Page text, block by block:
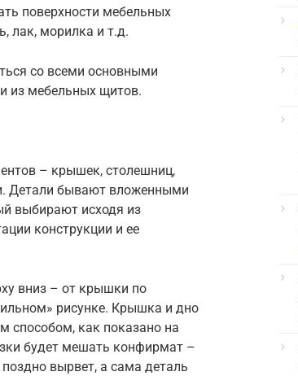
поверхности мебельных
лак, морилка и т.д.
со всеми основными
из мебельных щитов.
– крышек, столешниц,
Детали бывают вложенными
выбирают исходя из
конструкции и ее
вниз – от крышки по
рисунке. Крышка и дно
способом, как показано на
будет мешать конфирмат –
вырвет, а сама деталь